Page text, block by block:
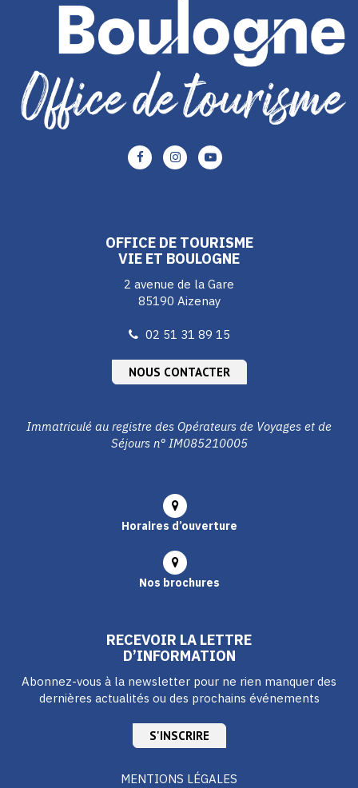
Lien
vers
Lien
vers
Lien
OFFICE DE TOURISME
VIE ET BOULOGNE
2 avenue de la Gare
85190 Aizenay
02 51 31 89 15
NOUS CONTACTER
Immatriculé au registre des Opérateurs de Voyages et de
Séjours n° IM085210005
Horaires d’ouverture
Nos brochures
RECEVOIR LA LETTRE
D’INFORMATION
Abonnez-vous à la newsletter pour ne rien manquer des
dernières actualités ou des prochains événements
S'INSCRIRE
MENTIONS LÉGALES